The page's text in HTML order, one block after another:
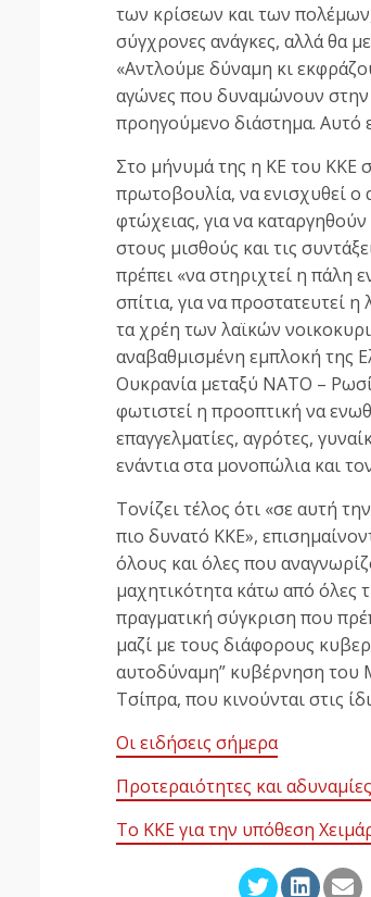
των κρίσεων και των
σύγχρονες ανάγκες, αλλά θα
«Αντλούμε δύναμη κι
αγώνες που δυναμώνουν
προηγούμενο διάστημα. Αυτό
Στο μήνυμά της η ΚΕ του ΚΚΕ
πρωτοβουλία, να ενισχυθεί ο
φτώχειας, για να καταργηθούν
στους μισθούς και τις
πρέπει «να στηριχτεί η πάλη
σπίτια, για να προστατευτεί
τα χρέη των λαϊκών
αναβαθμισμένη εμπλοκή της
Ουκρανία μεταξύ ΝΑΤΟ –
φωτιστεί η προοπτική να
επαγγελματίες, αγρότες,
ενάντια στα μονοπώλια και
Τονίζει τέλος ότι «σε αυτή
πιο δυνατό ΚΚΕ»,
όλους και όλες που
μαχητικότητα κάτω από όλες
πραγματική σύγκριση που
μαζί με τους διάφορους
αυτοδύναμη” κυβέρνηση του
Τσίπρα, που κινούνται στις
Οι ειδήσεις σήμερα
Προτεραιότητες και
Το ΚΚΕ για την υπόθεση